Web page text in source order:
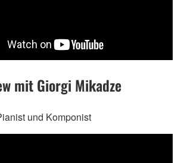
mit Giorgi Mikadze
und Komponist